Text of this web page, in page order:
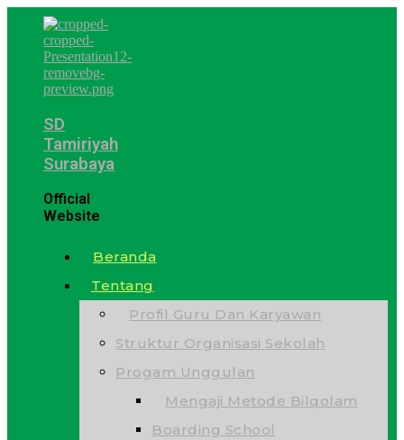
SD
Tamiriyah
Surabaya
Official
Website
Beranda
Tentang
Profil Guru Dan Karyawan
Struktur Organisasi Sekolah
Progam Unggulan
Mengaji Metode Bilqolam
Boarding School